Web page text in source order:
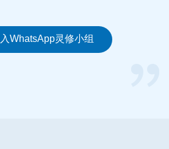
WhatsApp灵修小组